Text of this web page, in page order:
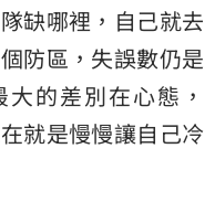
缺哪裡，自己就去
防區，失誤數仍是
的差別在心態，
就是慢慢讓自己冷